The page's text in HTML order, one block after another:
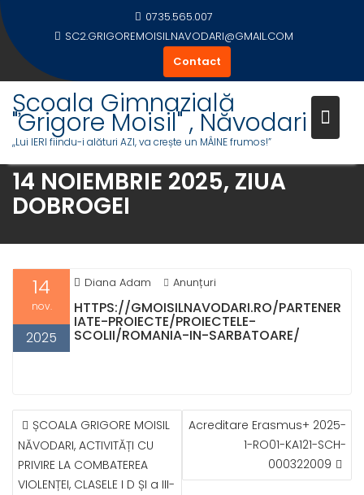
Skip
to
content
0735.565.007
SC2.GRIGOREMOISIL.NAVODARI@GMAIL.COM
Contact
Școala Gimnazială
"Grigore Moisil" , Năvodari
,,Lui IERI fiindu-i alături AZI, va crește un MÂINE frumos!”
14 NOIEMBRIE 2025, ZIUA
DOBROGEI
14
nov.
2025
Diana Adam Anunțuri
HTTPS://GMOISILNAVODARI.RO/PARTENER
IATE-PROIECTE/PROIECTELE-
SCOLII/ROMANIA-IN-SARBATOARE/
NAVIGARE
ÎN
ARTICOLE
ȘCOALA GRIGORE MOISIL
NĂVODARI, ACTIVITĂȚI CU
PRIVIRE LA COMBATEREA
VIOLENȚEI, CLASELE I D ȘI a III-
Acreditare Erasmus+ 2025-
1-RO01-KA121-SCH-
000322009